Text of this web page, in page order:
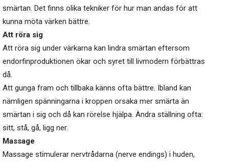
smärtan. Det finns olika tekniker för hur man andas för att
kunna möta värken bättre.
Att röra sig
Att röra sig under värkarna kan lindra smärtan eftersom
endorfinproduktionen ökar och syret till livmodern förbättras
då.
Att gunga fram och tillbaka känns ofta bättre. Ibland kan
nämligen spänningarna i kroppen orsaka mer smärta än
smärtan i sig och då kan rörelse hjälpa. Ändra ställning ofta:
sitt, stå, gå, ligg ner.
Massage
Massage stimulerar nervtrådarna (nerve endings) i huden,